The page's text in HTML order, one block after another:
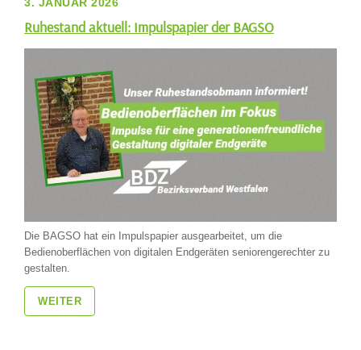
Ruhestand aktuell: Impulspapier der BAGSO
Die BAGSO hat ein Impulspapier ausgearbeitet, um die
Bedienoberflächen von digitalen Endgeräten seniorengerechter zu
gestalten.
WEITER